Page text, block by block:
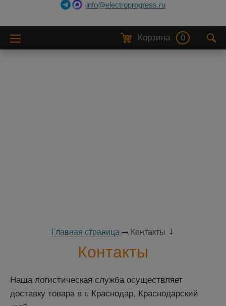
info@electroprogress.ru
Корзина 0
Главная страница Контакты
Контакты
Наша логистическая служба осуществляет
доставку товара в г. Краснодар, Краснодарский